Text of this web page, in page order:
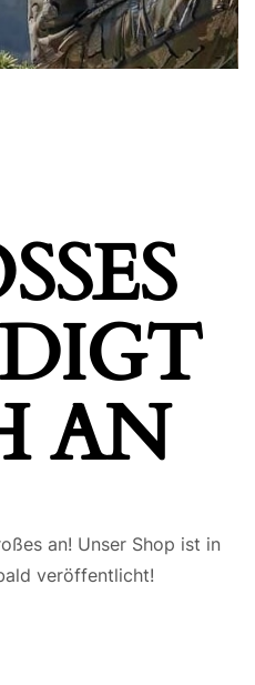
K
S
an! Unser Shop ist in
veröffentlicht!